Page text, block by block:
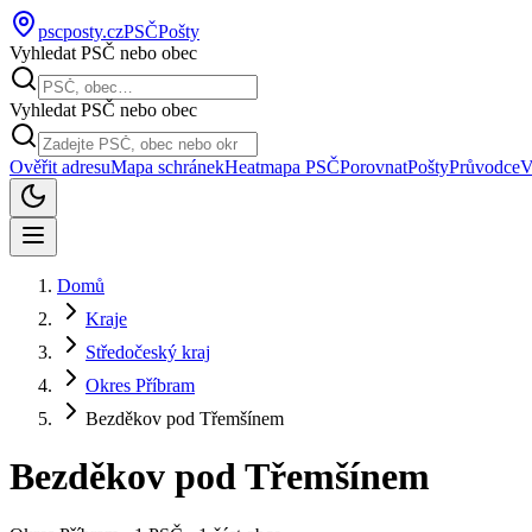
pscposty.czPSČPošty
Vyhledat PSČ nebo obec
Vyhledat PSČ nebo obec
Ověřit adresuMapa schránekHeatmapa PSČPorovnatPoštyPrůvodce
Domů
Kraje
Středočeský kraj
Okres Příbram
Bezděkov pod Třemšínem
Bezděkov pod Třemšínem